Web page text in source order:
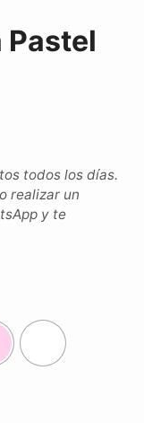
Pastel
todos los días.
realizar un
y te